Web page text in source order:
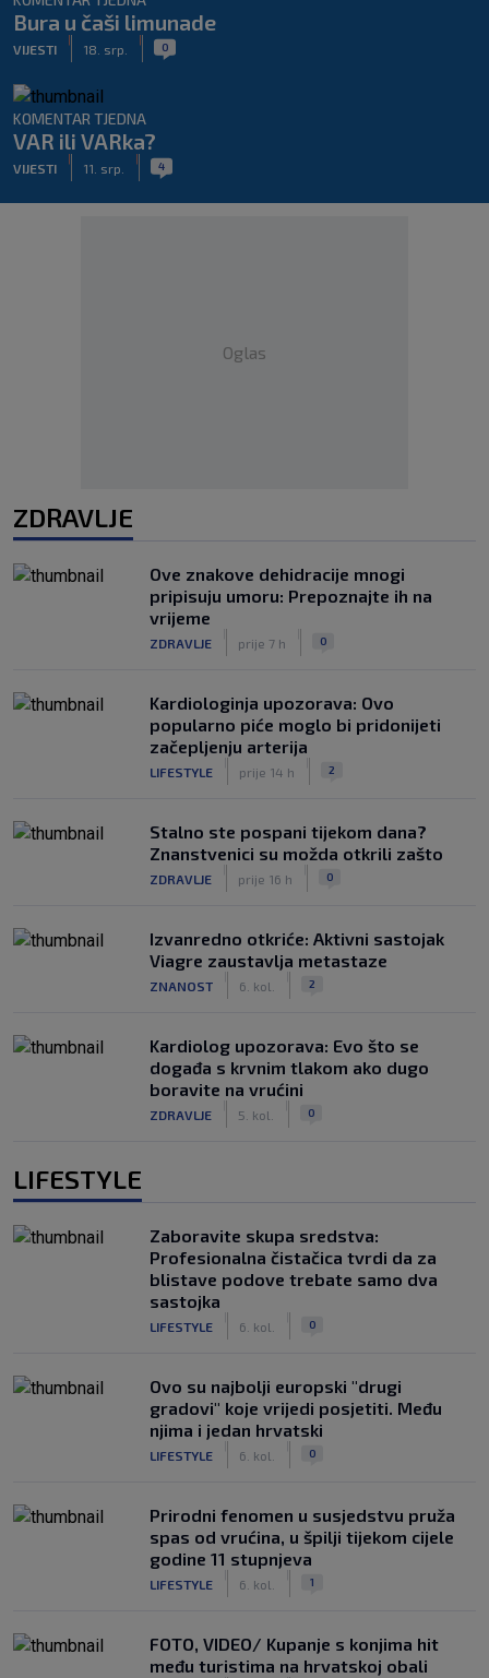
Bura u čaši limunade
VIJESTI 18. srp. 0
KOMENTAR TJEDNA
VAR ili VARka?
VIJESTI 11. srp. 4
Oglas
ZDRAVLJE
Ove znakove dehidracije mnogi
pripisuju umoru: Prepoznajte ih na
vrijeme
ZDRAVLJE prije 7 h 0
Kardiologinja upozorava: Ovo
popularno piće moglo bi pridonijeti
začepljenju arterija
LIFESTYLE prije 14 h 2
Stalno ste pospani tijekom dana?
Znanstvenici su možda otkrili zašto
ZDRAVLJE prije 16 h 0
Izvanredno otkriće: Aktivni sastojak
Viagre zaustavlja metastaze
ZNANOST 6. kol. 2
Kardiolog upozorava: Evo što se
događa s krvnim tlakom ako dugo
boravite na vrućini
ZDRAVLJE 5. kol. 0
LIFESTYLE
Zaboravite skupa sredstva:
Profesionalna čistačica tvrdi da za
blistave podove trebate samo dva
sastojka
LIFESTYLE 6. kol. 0
Ovo su najbolji europski "drugi
gradovi" koje vrijedi posjetiti. Među
njima i jedan hrvatski
LIFESTYLE 6. kol. 0
Prirodni fenomen u susjedstvu pruža
spas od vrućina, u špilji tijekom cijele
godine 11 stupnjeva
LIFESTYLE 6. kol. 1
FOTO, VIDEO/ Kupanje s konjima hit
među turistima na hrvatskoj obali